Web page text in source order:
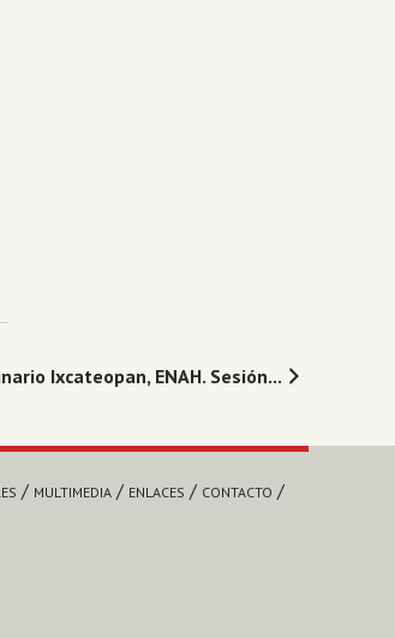
Ixcateopan, ENAH. Sesión...
MULTIMEDIA ENLACES CONTACTO